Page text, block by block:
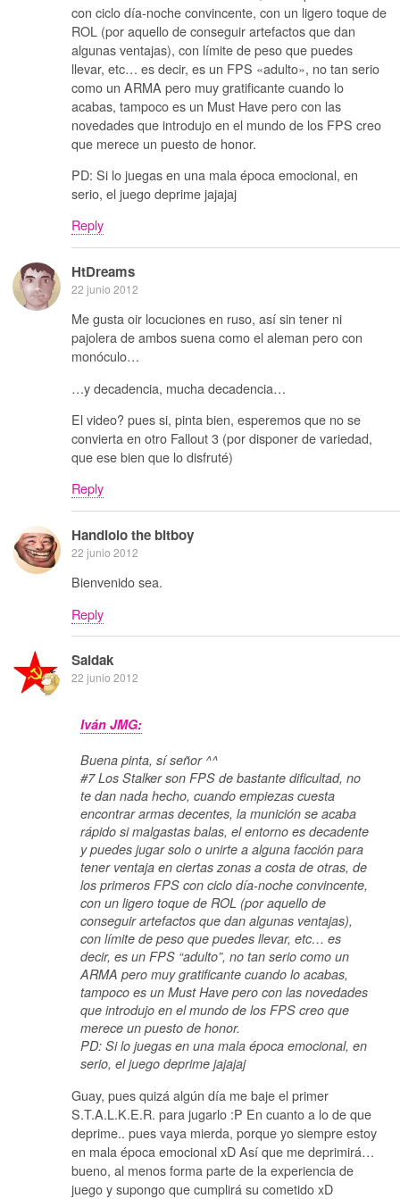
con ciclo día-noche convincente, con un ligero toque de
ROL (por aquello de conseguir artefactos que dan
algunas ventajas), con límite de peso que puedes
llevar, etc… es decir, es un FPS «adulto», no tan serio
como un ARMA pero muy gratificante cuando lo
acabas, tampoco es un Must Have pero con las
novedades que introdujo en el mundo de los FPS creo
que merece un puesto de honor.
PD: Si lo juegas en una mala época emocional, en
serio, el juego deprime jajajaj
Reply
HtDreams
22 junio 2012
Me gusta oir locuciones en ruso, así sin tener ni
pajolera de ambos suena como el aleman pero con
monóculo…
…y decadencia, mucha decadencia…
El video? pues si, pinta bien, esperemos que no se
convierta en otro Fallout 3 (por disponer de variedad,
que ese bien que lo disfruté)
Reply
Handlolo the bitboy
22 junio 2012
Bienvenido sea.
Reply
Saidak
22 junio 2012
Iván JMG:
Buena pinta, sí señor ^^
#7 Los Stalker son FPS de bastante dificultad, no
te dan nada hecho, cuando empiezas cuesta
encontrar armas decentes, la munición se acaba
rápido si malgastas balas, el entorno es decadente
y puedes jugar solo o unirte a alguna facción para
tener ventaja en ciertas zonas a costa de otras, de
los primeros FPS con ciclo día-noche convincente,
con un ligero toque de ROL (por aquello de
conseguir artefactos que dan algunas ventajas),
con límite de peso que puedes llevar, etc… es
decir, es un FPS “adulto”, no tan serio como un
ARMA pero muy gratificante cuando lo acabas,
tampoco es un Must Have pero con las novedades
que introdujo en el mundo de los FPS creo que
merece un puesto de honor.
PD: Si lo juegas en una mala época emocional, en
serio, el juego deprime jajajaj
Guay, pues quizá algún día me baje el primer
S.T.A.L.K.E.R. para jugarlo :P En cuanto a lo de que
deprime.. pues vaya mierda, porque yo siempre estoy
en mala época emocional xD Así que me deprimirá…
bueno, al menos forma parte de la experiencia de
juego y supongo que cumplirá su cometido xD